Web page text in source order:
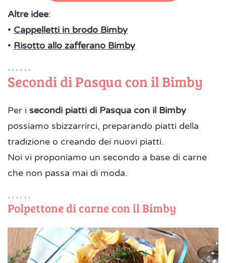
Altre idee:
• Cappelletti in brodo Bimby
• Risotto allo zafferano Bimby
Secondi di Pasqua con il Bimby
Per i secondi piatti di Pasqua con il Bimby
possiamo sbizzarrirci, preparando piatti della
tradizione o creando dei nuovi piatti.
Noi vi proponiamo un secondo a base di carne
che non passa mai di moda.
Polpettone di carne con il Bimby